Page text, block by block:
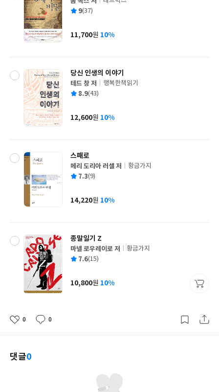
글
쓴
출
사
평 9(37)
가
11,700원 10%
당신 인생의 이야기
글
쓴
테드 창 저
출
사
행복한책읽기
평 8.9(43)
가
12,600원 10%
스패로
글
쓴
메리 도리아 러셀 저
출
사
황금가지
평 7.3(9)
가
14,220원 10%
종말일기 Z
글
쓴
마넬 로우레이로 저
출
사
황금가지
평 7.6(15)
가
10,800원 10%
좋
0
댓
0
작
댓글0